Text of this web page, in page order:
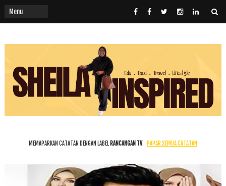
MEMAPARKAN CATATAN DENGAN LABEL RANCANGAN TV. PAPAR SEMUA CATATAN